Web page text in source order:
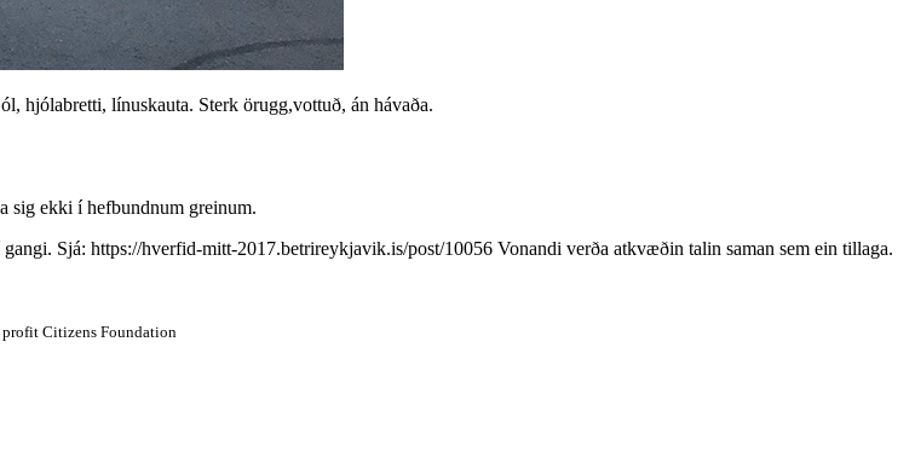
hjólabretti, línuskauta. Sterk örugg,vottuð, án hávaða.
sig ekki í hefbundnum greinum.
Sjá: https://hverfid-mitt-2017.betrireykjavik.is/post/10056 Vonandi verða atkvæðin talin saman sem ein tillaga.
profit Citizens Foundation